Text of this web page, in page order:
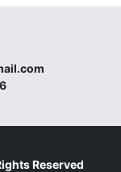
Reserved